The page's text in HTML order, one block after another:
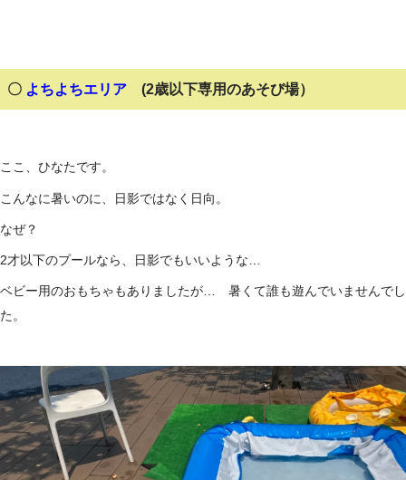
〇 よちよちエリア(2歳以下専用のあそび場）
ここ、ひなたです。
こんなに暑いのに、日影ではなく日向。
なぜ？
2才以下のプールなら、日影でもいいような…
ベビー用のおもちゃもありましたが… 暑くて誰も遊んでいませんでし
た。